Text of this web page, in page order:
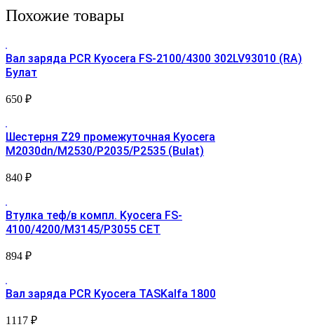
Похожие товары
Вал заряда PCR Kyocera FS-2100/4300 302LV93010 (RA)
Булат
650 ₽
Шестерня Z29 промежуточная Kyocera
M2030dn/M2530/P2035/P2535 (Bulat)
840 ₽
Втулка теф/в компл. Kyocera FS-
4100/4200/M3145/P3055 CET
894 ₽
Вал заряда PCR Kyocera TASKalfa 1800
1117 ₽